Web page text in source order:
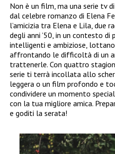
Non è un film, ma una serie tv
dal celebre romanzo di Elena
l’amicizia tra Elena e Lila, due
degli anni ’50, in un contesto
intelligenti e ambiziose,
affrontando le difficoltà di un
trattenerle. Con quattro
serie ti terrà incollata allo
leggera o un film profondo e
condividere un momento
con la tua migliore amica.
e goditi la serata!